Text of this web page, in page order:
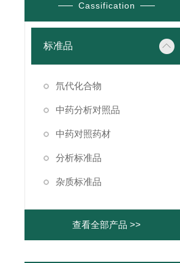
Cassification
标准品
氘代化合物
中药分析对照品
中药对照药材
分析标准品
杂质标准品
查看全部产品 >>